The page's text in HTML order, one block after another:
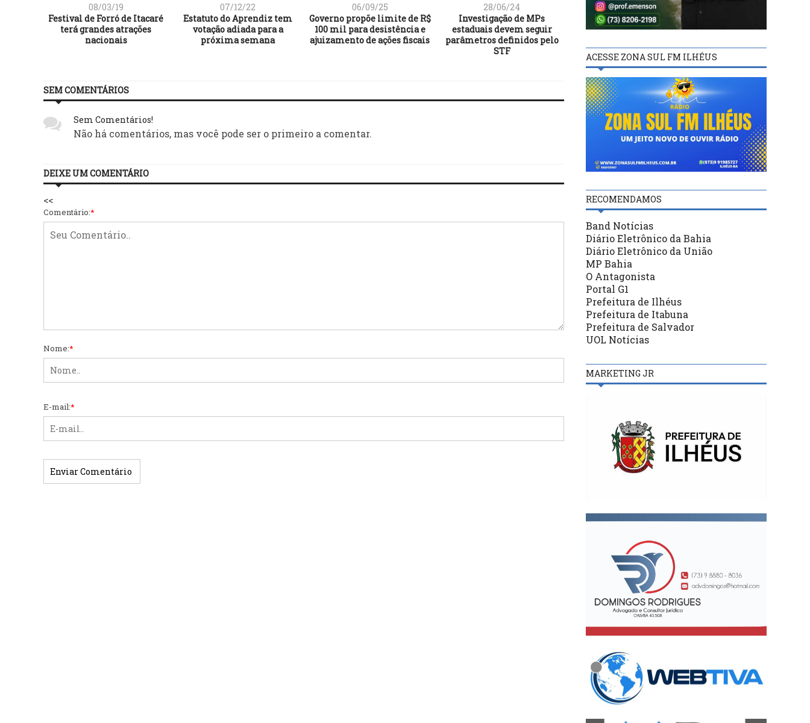
08/03/19
Festival de Forró de Itacaré
terá grandes atrações
nacionais
07/12/22
Estatuto do Aprendiz tem
votação adiada para a
próxima semana
06/09/25
Governo propõe limite de R$
100 mil para desistência e
ajuizamento de ações fiscais
28/06/24
Investigação de MPs
estaduais devem seguir
parâmetros definidos pelo
STF
22/01/23
Americanas nega falência e
garante operar
R$ 7 bi para investir
SEM COMENTÁRIOS
Sem Comentários!
Não há comentários, mas você pode ser o primeiro a comentar.
DEIXE UM COMENTÁRIO
<<
Comentário:*
Nome:*
E-mail:*
ACESSE ZONA SUL FM ILHÉUS
RECOMENDAMOS
Band Notícias
Diário Eletrônico da Bahia
Diário Eletrônico da União
MP Bahia
O Antagonista
Portal G1
Prefeitura de Ilhéus
Prefeitura de Itabuna
Prefeitura de Salvador
UOL Notícias
MARKETING JR